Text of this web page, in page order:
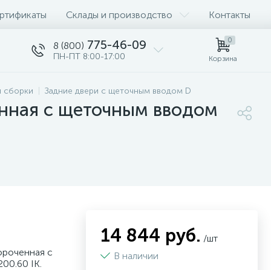
Склады и производство Контакты
8 (800) 775-46-09
ПН-ПТ 8:00-17:00
0
Корзина
сборки Задние двери с щеточным вводом D
с щеточным вводом
с
IK.
14 844 руб. /шт
В наличии